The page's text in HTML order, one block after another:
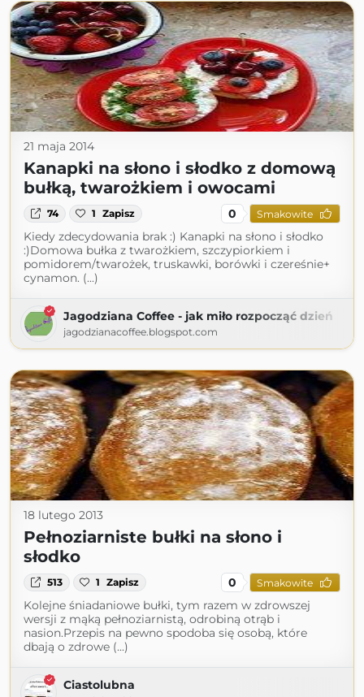
21 maja 2014
Kanapki na słono i słodko z domową
bułką, twarożkiem i owocami
74 1 Zapisz 0 Smakowite
Kiedy zdecydowania brak :) Kanapki na słono i słodko
:)Domowa bułka z twarożkiem, szczypiorkiem i
pomidorem/twarożek, truskawki, borówki i czereśnie+
cynamon. (...)
Jagodziana Coffee - jak miło rozpocząć dzień
jagodzianacoffee.blogspot.com
18 lutego 2013
Pełnoziarniste bułki na słono i
słodko
513 1 Zapisz 0 Smakowite
Kolejne śniadaniowe bułki, tym razem w zdrowszej
wersji z mąką pełnoziarnistą, odrobiną otrąb i
nasion.Przepis na pewno spodoba się osobą, które
dbają o zdrowe (...)
Ciastolubna